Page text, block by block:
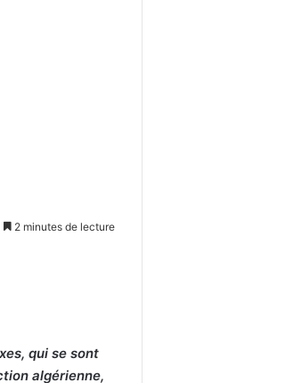
2 minutes de lecture
qui se sont
algérienne,